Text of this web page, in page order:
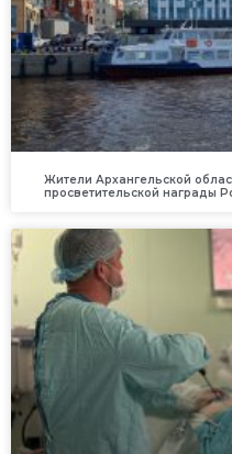
Жители Архангельской
просветительской награды